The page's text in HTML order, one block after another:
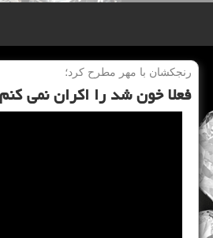
رنجكشان با مهر مطرح كرد؛
فعلا خون شد را اكران نمی كنم